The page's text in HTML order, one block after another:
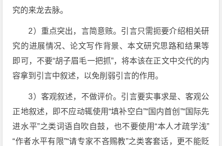
究的来龙去脉。
2）重点突出，言简意赅。引言只需扼要介绍相关研
究的进展情况、论文写作背景、本文研究思路和结果等
即可，不要“胡子眉毛一把抓”，将本该在正文中交代的内
容拿到引言中叙述，以免削弱引言的作用。
3）客观叙述，不做评价。引言要实事求是、客观公
正地叙述，即不应动辄使用“填补空白”“国内首创”“国际先
进水平”之类词语自吹自鼓，也不要使用“本人才疏学浅”
“作者水平有限”“请专家不吝赐教”之类客套话，更不能贬